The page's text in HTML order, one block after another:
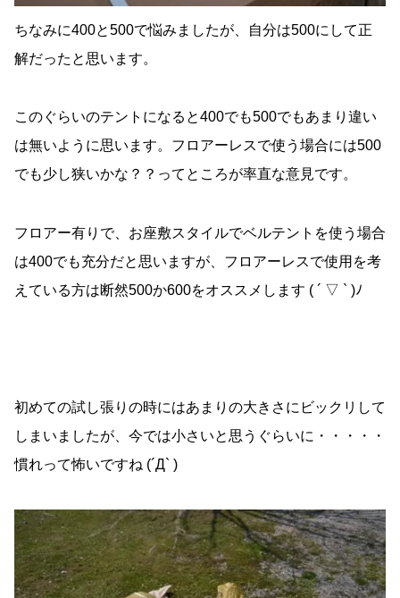
ちなみに400と500で悩みましたが、自分は500にして正
解だったと思います。
このぐらいのテントになると400でも500でもあまり違い
は無いように思います。フロアーレスで使う場合には500
でも少し狭いかな？？ってところが率直な意見です。
フロアー有りで、お座敷スタイルでベルテントを使う場合
は400でも充分だと思いますが、フロアーレスで使用を考
えている方は断然500か600をオススメします ( ´ ▽ ` )ﾉ
初めての試し張りの時にはあまりの大きさにビックリして
しまいましたが、今では小さいと思うぐらいに・・・・・
慣れって怖いですね (´Д` )